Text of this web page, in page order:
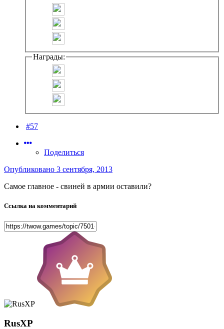
Награды:
#57
Поделиться
Опубликовано 3 сентября, 2013
Самое главное - свиней в армии оставили?
Ссылка на комментарий
RusXP